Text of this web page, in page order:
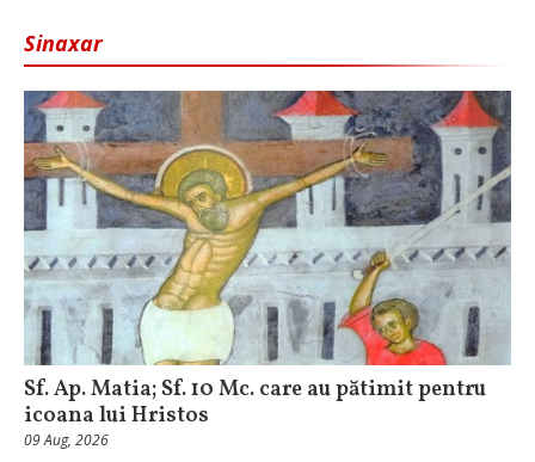
Sinaxar
Sf. Ap. Matia; Sf. 10 Mc. care au pătimit pentru
icoana lui Hristos
09 Aug, 2026